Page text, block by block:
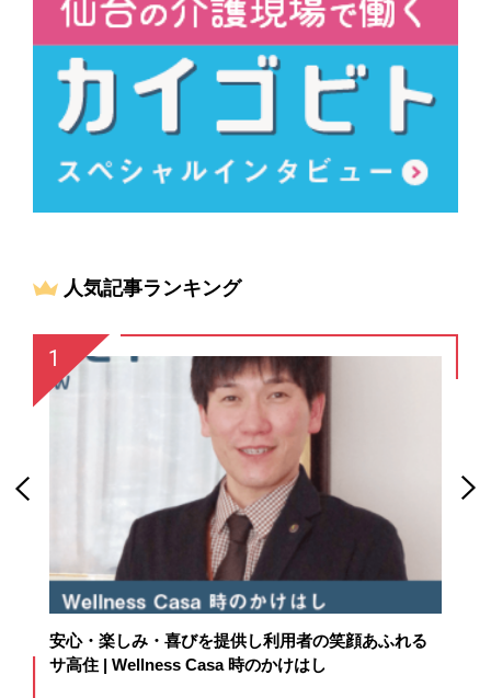
人気記事ランキング
安心・楽しみ・喜びを提供し利用者の笑顔あふれる
サ高住 | Wellness Casa 時のかけはし